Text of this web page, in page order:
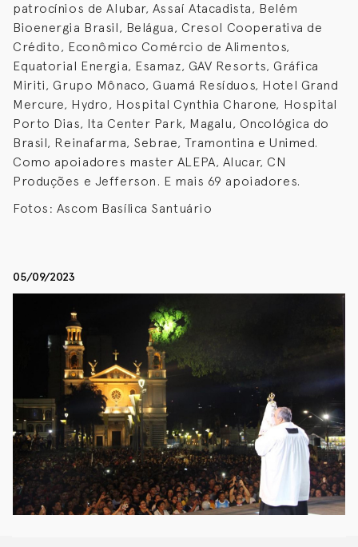
patrocínios de Alubar, Assaí Atacadista, Belém
Bioenergia Brasil, Belágua, Cresol Cooperativa de
Crédito, Econômico Comércio de Alimentos,
Equatorial Energia, Esamaz, GAV Resorts, Gráfica
Miriti, Grupo Mônaco, Guamá Resíduos, Hotel Grand
Mercure, Hydro, Hospital Cynthia Charone, Hospital
Porto Dias, Ita Center Park, Magalu, Oncológica do
Brasil, Reinafarma, Sebrae, Tramontina e Unimed.
Como apoiadores master ALEPA, Alucar, CN
Produções e Jefferson. E mais 69 apoiadores.
Fotos: Ascom Basílica Santuário
05/09/2023